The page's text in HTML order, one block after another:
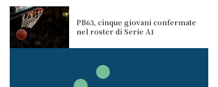
PB63, cinque giovani confermate
nel roster di Serie A1